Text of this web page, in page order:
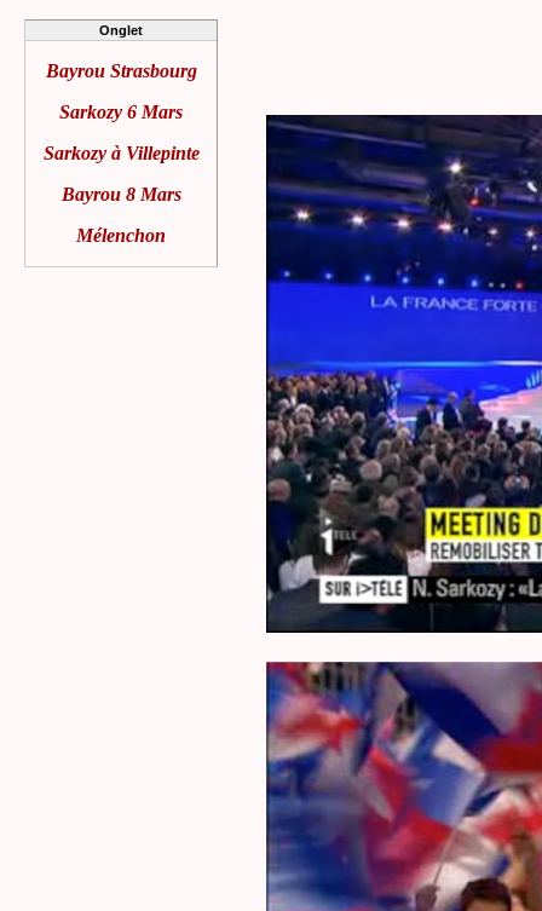
Onglet
Bayrou Strasbourg
Sarkozy 6 Mars
Sarkozy à Villepinte
Bayrou 8 Mars
Mélenchon